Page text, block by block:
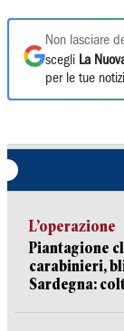
Non lasciare
scegli La
per le tue
L’operazione
Piantagione
carabinieri,
Sardegna: